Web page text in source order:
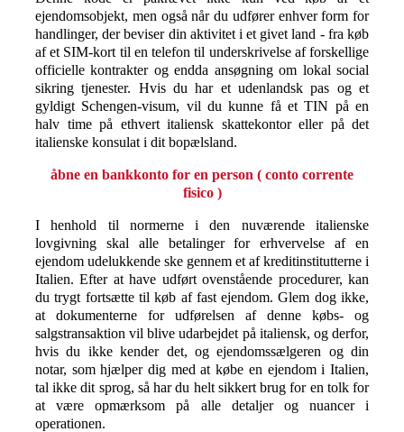
ejendomsobjekt, men også når du udfører enhver form for
handlinger, der beviser din aktivitet i et givet land - fra køb
af et SIM-kort til en telefon til underskrivelse af forskellige
officielle kontrakter og endda ansøgning om lokal social
sikring tjenester. Hvis du har et udenlandsk pas og et
gyldigt Schengen-visum, vil du kunne få et TIN på en
halv time på ethvert italiensk skattekontor eller på det
italienske konsulat i dit bopælsland.
åbne en bankkonto for en person ( conto corrente
fisico )
I henhold til normerne i den nuværende italienske
lovgivning skal alle betalinger for erhvervelse af en
ejendom udelukkende ske gennem et af kreditinstitutterne i
Italien. Efter at have udført ovenstående procedurer, kan
du trygt fortsætte til køb af fast ejendom. Glem dog ikke,
at dokumenterne for udførelsen af denne købs- og
salgstransaktion vil blive udarbejdet på italiensk, og derfor,
hvis du ikke kender det, og ejendomssælgeren og din
notar, som hjælper dig med at købe en ejendom i Italien,
tal ikke dit sprog, så har du helt sikkert brug for en tolk for
at være opmærksom på alle detaljer og nuancer i
operationen.